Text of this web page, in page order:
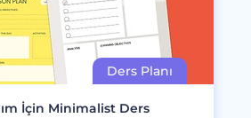
İçin Minimalist Ders